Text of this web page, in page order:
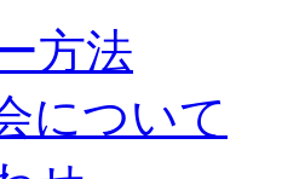
方法
について